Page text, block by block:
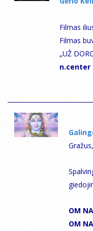
Filmas
Filmas
„UŽ
n.center
ОМ
OM